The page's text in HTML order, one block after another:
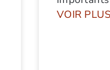
VOIR